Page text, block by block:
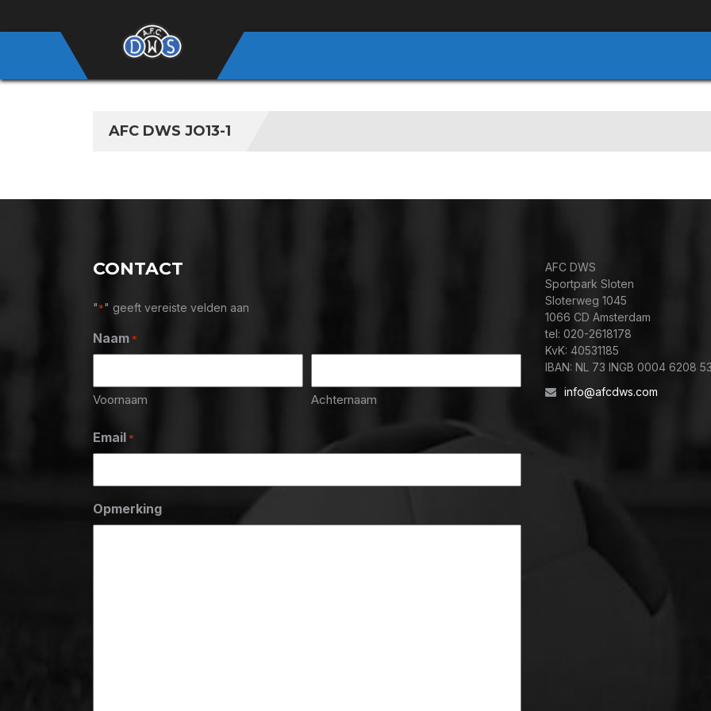
AFC DWS JO13-1
CONTACT
"*" geeft vereiste velden aan
Naam *
Voornaam Achternaam
Email *
Opmerking
AFC DWS
Sportpark Sloten
Sloterweg 1045
1066 CD Amsterdam
tel: 020-2618178
KvK: 40531185
IBAN: NL 73 INGB 0004 6208
info@afcdws.com